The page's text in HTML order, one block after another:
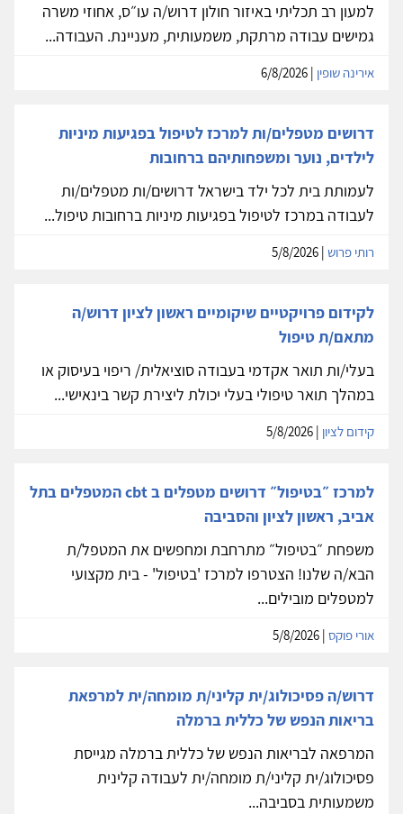
למעון רב תכליתי באיזור חולון דרוש/ה עו״ס, אחוזי משרה
גמישים עבודה מרתקת, משמעותית, מעניינת. העבודה...
אירינה שופין
דרושים מטפלים/ות למרכז לטיפול בפגיעות מיניות
לילדים, נוער ומשפחותיהם ברחובות
לעמותת בית לכל ילד בישראל דרושים/ות מטפלים/ות
לעבודה במרכז לטיפול בפגיעות מיניות ברחובות טיפול...
רותי פרוש
לקידום פרויקטיים שיקומיים ראשון לציון דרוש/ה
מתאם/ת טיפול
בעלי/ות תואר אקדמי בעבודה סוציאלית/ ריפוי בעיסוק או
במהלך תואר טיפולי בעלי יכולת ליצירת קשר בינאישי...
קידום לציון
למרכז ״בטיפול״ דרושים מטפלים ב cbt המטפלים בתל
אביב, ראשון לציון והסביבה
משפחת ״בטיפול״ מתרחבת ומחפשים את המטפל/ת
הבא/ה שלנו! הצטרפו למרכז 'בטיפול' - בית מקצועי
למטפלים מובילים...
אורי פוקס
דרוש/ה פסיכולוג/ית קליני/ת מומחה/ית למרפאת
בריאות הנפש של כללית ברמלה
המרפאה לבריאות הנפש של כללית ברמלה מגייסת
פסיכולוג/ית קליני/ת מומחה/ית לעבודה קלינית
משמעותית בסביבה...